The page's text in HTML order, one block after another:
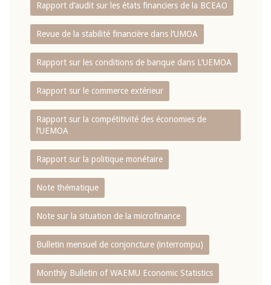
Rapport d‘audit sur les états financiers de la BCEAO
Revue de la stabilité financière dans l‘UMOA
Rapport sur les conditions de banque dans L‘UEMOA
Rapport sur le commerce extérieur
Rapport sur la compétitivité des économies de
l‘UEMOA
Rapport sur la politique monétaire
Note thématique
Note sur la situation de la microfinance
Bulletin mensuel de conjoncture (interrompu)
Monthly Bulletin of WAEMU Economic Statistics